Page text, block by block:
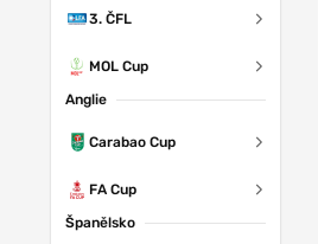
3. ČFL
MOL Cup
Anglie
Carabao Cup
FA Cup
Španělsko